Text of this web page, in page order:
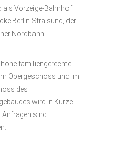
als Vorzeige-Bahnhof
Berlin-Stralsund, der
Nordbahn.
familiengerechte
Obergeschoss und im
des
wird in Kürze
Anfragen sind